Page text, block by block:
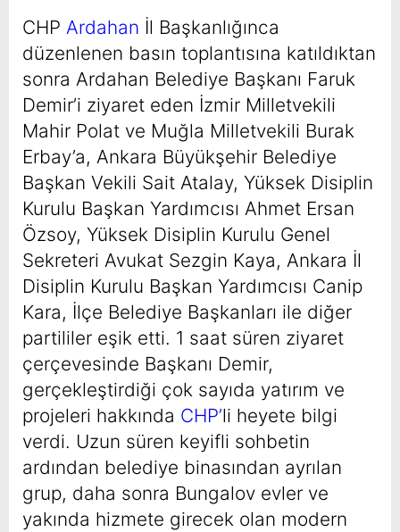
CHP Ardahan İl Başkanlığınca
düzenlenen basın toplantısına katıldıktan
sonra Ardahan Belediye Başkanı Faruk
Demir’i ziyaret eden İzmir Milletvekili
Mahir Polat ve Muğla Milletvekili Burak
Erbay’a, Ankara Büyükşehir Belediye
Başkan Vekili Sait Atalay, Yüksek Disiplin
Kurulu Başkan Yardımcısı Ahmet Ersan
Özsoy, Yüksek Disiplin Kurulu Genel
Sekreteri Avukat Sezgin Kaya, Ankara İl
Disiplin Kurulu Başkan Yardımcısı Canip
Kara, İlçe Belediye Başkanları ile diğer
partililer eşik etti. 1 saat süren ziyaret
çerçevesinde Başkanı Demir,
gerçekleştirdiği çok sayıda yatırım ve
projeleri hakkında CHP’li heyete bilgi
verdi. Uzun süren keyifli sohbetin
ardından belediye binasından ayrılan
grup, daha sonra Bungalov evler ve
yakında hizmete girecek olan modern